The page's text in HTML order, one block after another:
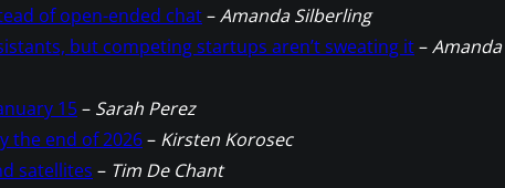
of open-ended chat–Amanda Silberling
but competing startups aren’t sweating it–Amanda
15– Sarah Perez
the end of 2026– Kirsten Korosec
satellites – Tim De Chant